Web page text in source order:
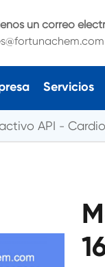
un correo
Servicios
API